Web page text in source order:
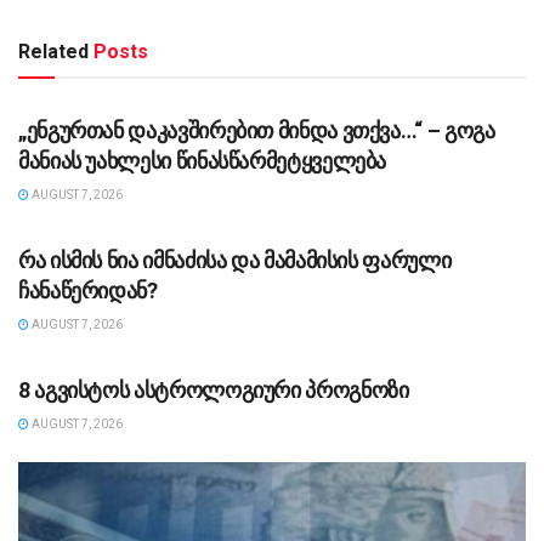
Related Posts
ᲡᲐᲖᲝᲒᲐᲓᲝᲔᲑᲐ
„ენგურთან დაკავშირებით მინდა ვთქვა…“ – გოგა
მანიას უახლესი წინასწარმეტყველება
AUGUST 7, 2026
რა ისმის ნია იმნაძისა და მამამისის ფარული
ჩანაწერიდან?
AUGUST 7, 2026
8 აგვისტოს ასტროლოგიური პროგნოზი
AUGUST 7, 2026